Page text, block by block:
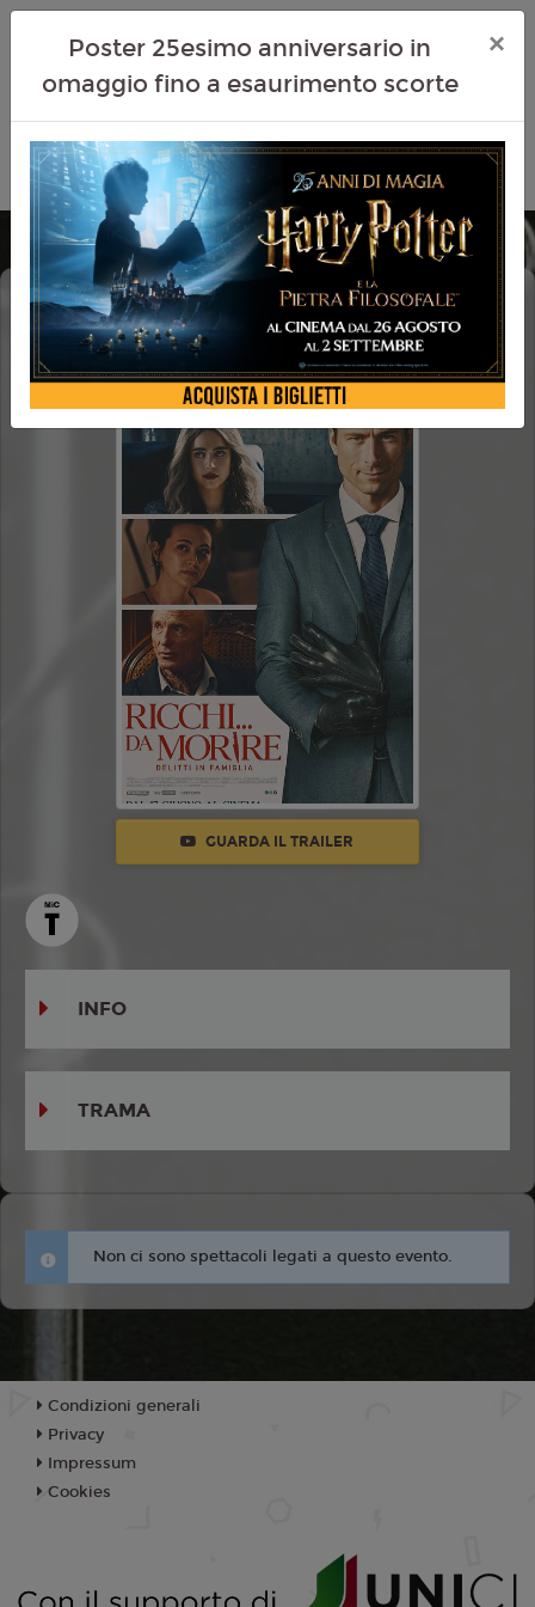
RICCHI DA MORIRE - DELITTI IN
FAMIGLIA (HOW TO MAKE A KILLING)
GUARDA IL TRAILER
INFO
TRAMA
Non ci sono spettacoli legati a questo evento.
Poster 25esimo anniversario in
omaggio fino a esaurimento scorte
×
Condizioni generali
Privacy
Impressum
Cookies